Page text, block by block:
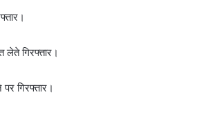
गिरफ्तार।
गिरफ्तार।